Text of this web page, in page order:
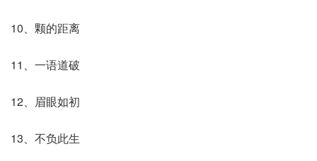
10、颗的距离
11、一语道破
12、眉眼如初
13、不负此生